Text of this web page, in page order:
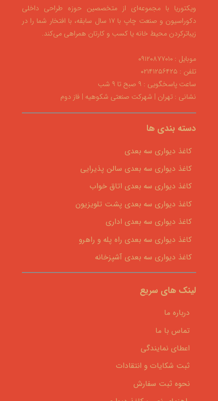
ویکتوریا با مجموعه‌ای از متخصصین حوزه طراحی داخلی
دکوراسیون و صنعت چاپ با ۱۷ سال سابقه، با افتخار شما را در
زیباترکردن محیط خانه یا کسب و کارتان همراهی می‌کند.
موبایل : ۰۹۱۲۰۸۷۷۰۱۰
تلفن : ۰۲۱۴۱۲۵۶۴۲۵
ساعت پاسخگویی : ۹ صبح تا ۹ شب
نشانی : تهران | شهرکت صنعتی شکوهیه | فاز دوم
دسته بندی ها
کاغذ دیواری سه بعدی
کاغذ دیواری سه بعدی سالن پذیرایی
کاغذ دیواری سه بعدی اتاق خواب
کاغذ دیواری سه بعدی پشت تلویزیون
کاغذ دیواری سه بعدی اداری
کاغذ دیواری سه بعدی راه پله و راهرو
کاغذ دیواری سه بعدی آشپزخانه
لینک های سریع
درباره ما
تماس با ما
اعطای نمایندگی
ثبت شکایات و انتقادات
نحوه ثبت سفارش